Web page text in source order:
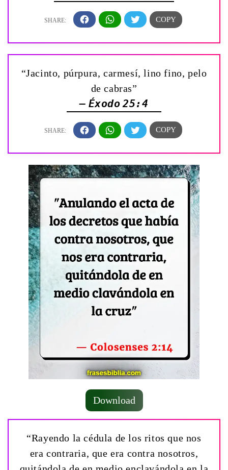
“Jacinto, púrpura, carmesí, lino fino, pelo
de cabras”
— Éxodo 25:4
Download
“Rayendo la cédula de los ritos que nos
era contraria, que era contra nosotros,